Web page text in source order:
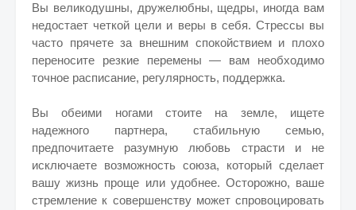
Вы великодушны, дружелюбны, щедры, иногда вам
недостает четкой цели и веры в себя. Стрессы вы
часто прячете за внешним спокойствием и плохо
переносите резкие перемены — вам необходимо
точное расписание, регулярность, поддержка.
Вы обеими ногами стоите на земле, ищете
надежного партнера, стабильную семью,
предпочитаете разумную любовь страсти и не
исключаете возможность союза, который сделает
вашу жизнь проще или удобнее. Осторожно, ваше
стремление к совершенству может спровоцировать